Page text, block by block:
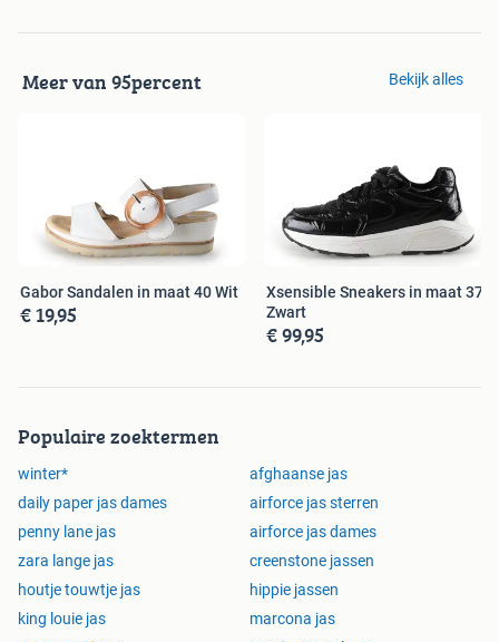
Meer van 95percent Bekijk alles
Gabor Sandalen in maat 40 Wit
€ 19,95
Xsensible Sneakers in maat 37
Zwart
€ 99,95
Populaire zoektermen
winter*
afghaanse jas
daily paper jas dames
airforce jas sterren
penny lane jas
airforce jas dames
zara lange jas
creenstone jassen
houtje touwtje jas
hippie jassen
king louie jas
marcona jas